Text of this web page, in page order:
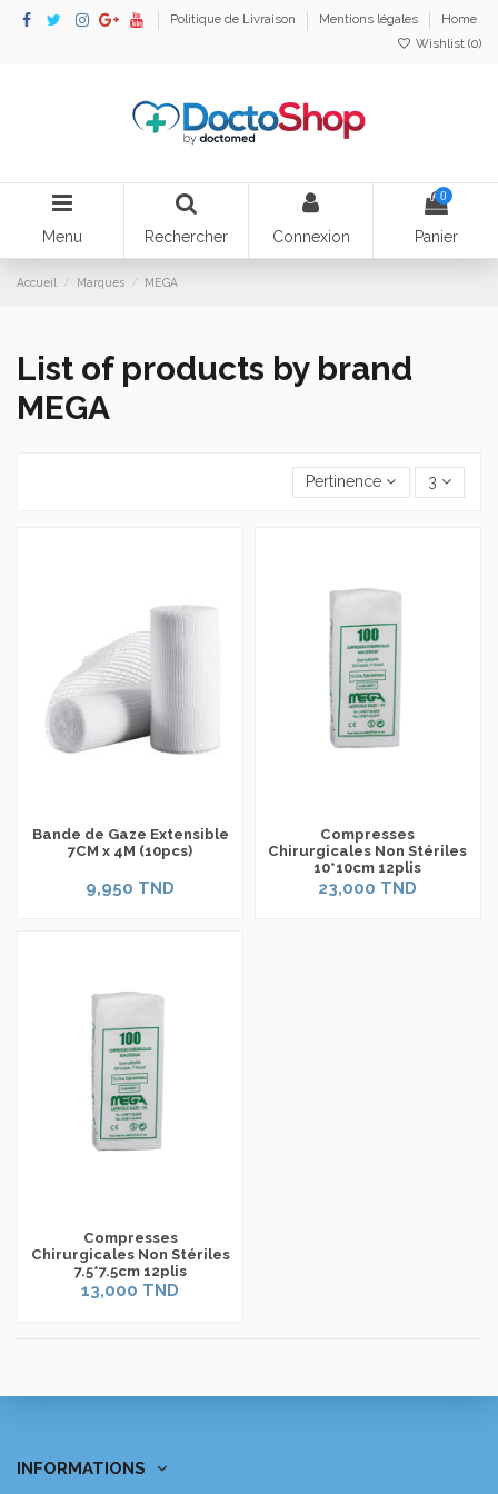
Politique de Livraison Mentions légales
Home
Wishlist (0)
Menu Rechercher Connexion
0
Panier
Accueil Marques MEGA
List of products by brand
MEGA
Pertinence 3
Bande de Gaze Extensible
7CM x 4M (10pcs)
9,950 TND
Compresses
Chirurgicales Non Stériles
10*10cm 12plis
23,000 TND
Compresses
Chirurgicales Non Stériles
7.5*7.5cm 12plis
13,000 TND
INFORMATIONS